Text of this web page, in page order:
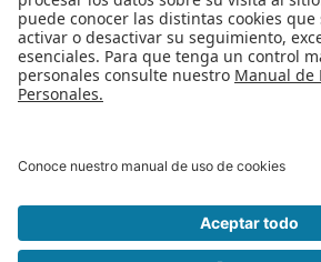
Etiquetado bajo
charla charla informativa
estudiar en
Leer más...